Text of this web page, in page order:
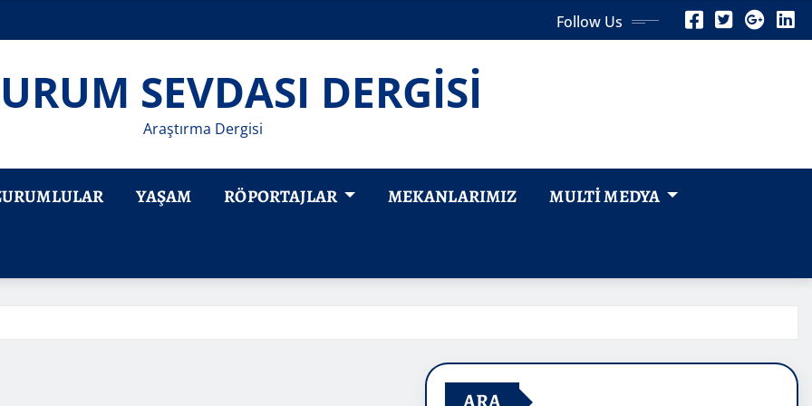
Follow Us
SEVDASI DERGİSİ
Araştırma Dergisi
YAŞAM RÖPORTAJLAR MEKANLARIMIZ MULTI MEDYA